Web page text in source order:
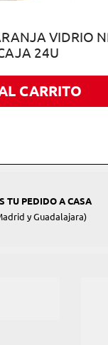
VIDRIO
24U
CARRITO
TU PEDIDO A CASA
y Guadalajara)